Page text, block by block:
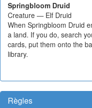
Springbloom Druid
Creature — Elf Druid
When Springbloom Druid
a land. If you do, search
cards, put them onto the
library.
Règles